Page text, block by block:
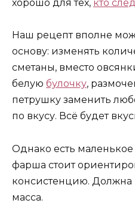
хорошо для тех, кто
Наш рецепт вполне
основу: изменять
сметаны, вместо
белую булочку,
петрушку заменить
по вкусу. Всё будет
Однако есть
фарша стоит
консистенцию. Должна
масса.